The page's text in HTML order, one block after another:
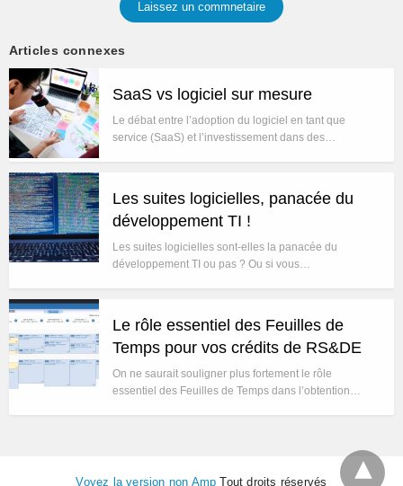
Laissez un commnetaire
Articles connexes
SaaS vs logiciel sur mesure
Le débat entre l’adoption du logiciel en tant que
service (SaaS) et l’investissement dans des…
Les suites logicielles, panacée du
développement TI !
Les suites logicielles sont-elles la panacée du
développement TI ou pas ? Ou si vous…
Le rôle essentiel des Feuilles de
Temps pour vos crédits de RS&DE
On ne saurait souligner plus fortement le rôle
essentiel des Feuilles de Temps dans l’obtention…
Voyez la version non Amp Tout droits réservés